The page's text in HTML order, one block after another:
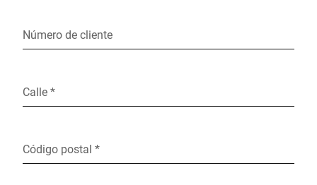
Número de cliente
Calle *
Código postal *